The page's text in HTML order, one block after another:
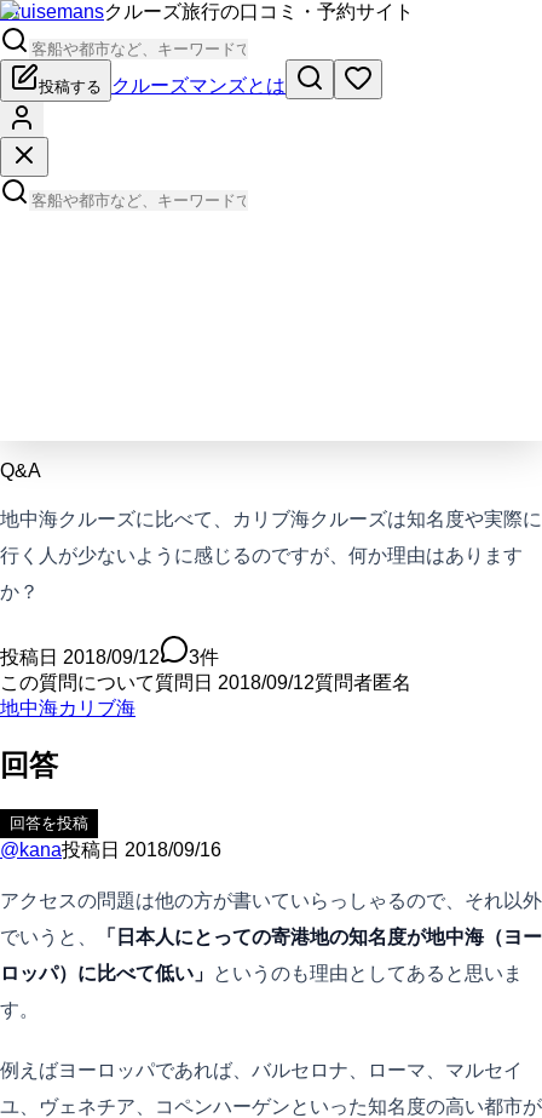
Cruisemansクルーズ旅行の口コミ・予約サイト
投稿する クルーズマンズとは
Q&A
地中海クルーズに比べて、カリブ海クルーズは知名度や実際に
行く人が少ないように感じるのですが、何か理由はあります
か？
投稿日 2018/09/12 3件
この質問について質問日 2018/09/12質問者匿名
地中海カリブ海
回答
回答を投稿
@kana投稿日 2018/09/16
アクセスの問題は他の方が書いていらっしゃるので、それ以外
でいうと、
「日本人にとっての寄港地の知名度が地中海（ヨー
ロッパ）に比べて低い」 というのも理由としてあると思いま
す。
例えばヨーロッパであれば、バルセロナ、ローマ、マルセイ
ユ、ヴェネチア、コペンハーゲンといった知名度の高い都市が